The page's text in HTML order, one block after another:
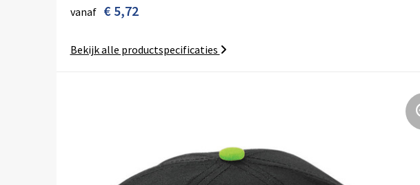
vanaf € 5,72
Bekijk alle productspecificaties